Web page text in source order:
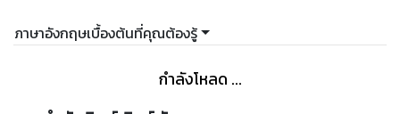
ภาษาอังกฤษเบื้องต้นที่คุณต้องรู้
กำลังโหลด ...